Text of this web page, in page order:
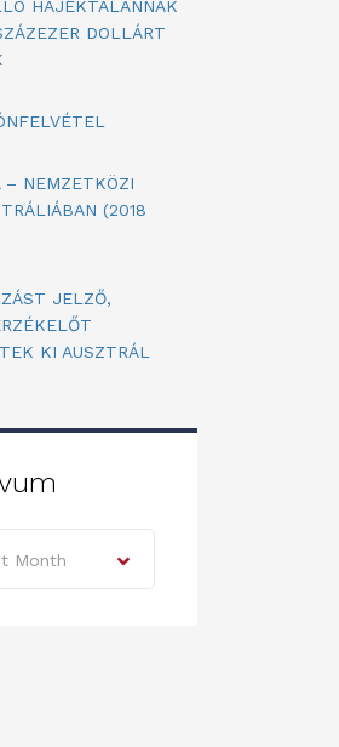
HAJÉKTALANNAK
DOLLÁRT
– NEMZETKÖZI
(2018
JELZŐ,
KI AUSZTRÁL
Month